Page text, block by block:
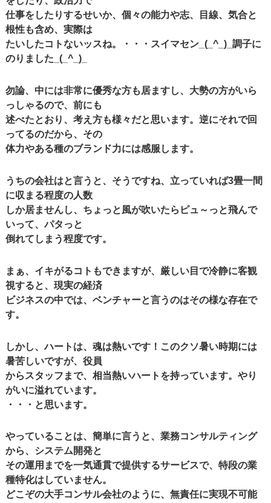
仕事をしたりするせいか、個々の能力や志、目線、気合と
根性も含め、実際は
たいしたコトないッスね。・・・スイマセン_(_^_)_調子に
のりました_(_^_)_
勿論、中には非常に優秀な方も居ますし、大勢の方がいら
っしゃるので、前にも
述べたとおり、考え方も様々だと思います。逆にそれで回
ってるのだから、その
体力やある種のブランド力には感服します。
うちの会社はと言うと、そうですね、立っていれば3畳一間
に収まる程度の人数
しか居ませんし、ちょっと風が吹いたらピュ～っと飛んで
いって、パタっと
倒れてしまう程度です。
まぁ、イキがるコトもできますが、厳しい目で冷静に客観
視すると、現実の経済
ビジネスの中では、ベンチャーと言うのはその様な存在で
す。
しかし、ハートは、魂は熱いです！このクソ暑い時期には
暑苦しいですが、役員
からスタッフまで、相当熱いハートを持っています。やり
がいに溢れています。
・・・と思います。
やっていることは、簡単に言うと、業務コンサルティング
から、システム開発と
その運用までを一気通貫で提供するサービスで、特段の業
種特化はしていません。
どこぞの大手コンサル会社のように、無責任に実現不可能